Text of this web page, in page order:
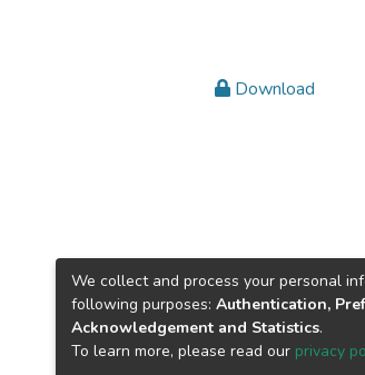
Download
We collect and process your personal
following purposes: Authentication,
Acknowledgement and Statistics.
To learn more, please read our privacy